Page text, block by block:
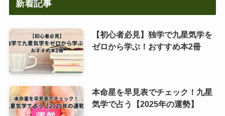
新着記事
【初心者必見】独学で九星気学を
ゼロから学ぶ！おすすめ本2冊
本命星を早見表でチェック！九星
気学で占う【2025年の運勢】